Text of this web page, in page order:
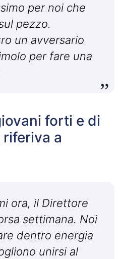
per noi che
pezzo.
un avversario
per fare una
forti e di
a
ora, il Direttore
settimana. Noi
dentro energia
unirsi al